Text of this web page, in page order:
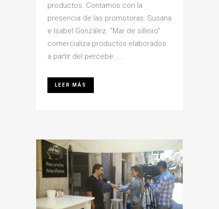
productos. Contamos con la
presencia de las promotoras: Susana
e Isabel González. "Mar de silleiro"
comercializa productos elaborados
a partir del percebe. ...
LEER MÁS